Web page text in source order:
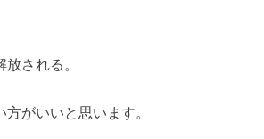
される。
がいいと思います。